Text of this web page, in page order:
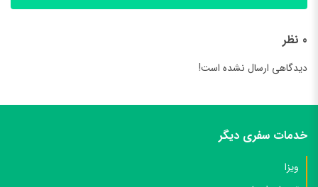
0 نظر
دیدگاهی ارسال نشده است!
خدمات سفری دیگر